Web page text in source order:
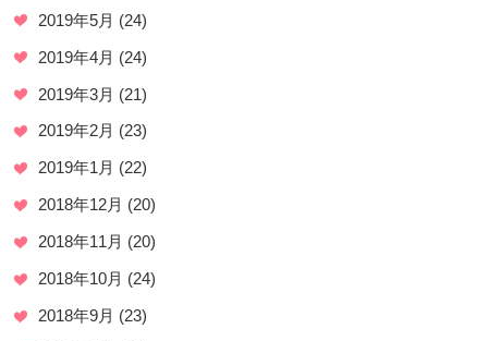
2019年5月 (24)
2019年4月 (24)
2019年3月 (21)
2019年2月 (23)
2019年1月 (22)
2018年12月 (20)
2018年11月 (20)
2018年10月 (24)
2018年9月 (23)